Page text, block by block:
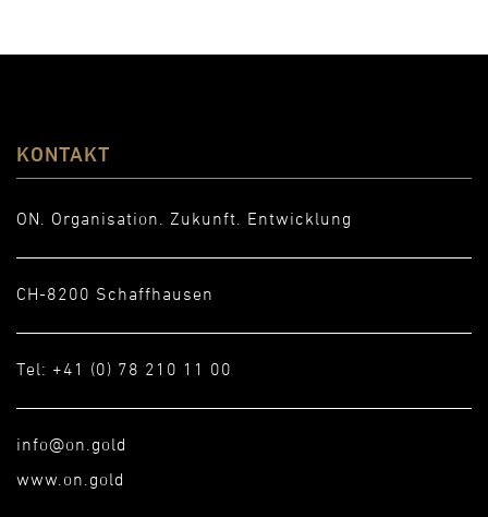
KONTAKT
ON. Organisation. Zukunft. Entwicklung
CH-8200 Schaffhausen
Tel: +41 (0) 78 210 11 00
info@on.gold
www.on.gold